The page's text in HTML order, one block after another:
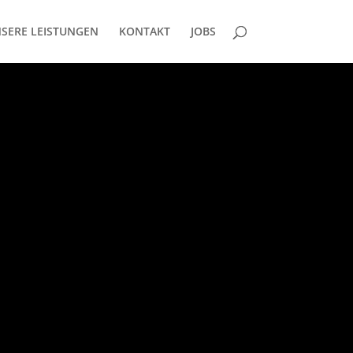
LEISTUNGEN KONTAKT JOBS